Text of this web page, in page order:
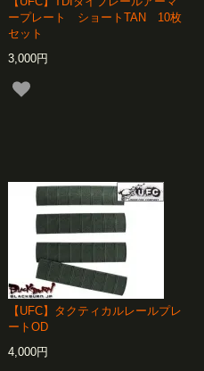
ープレート ショートTAN 10枚
セット
3,000円
【UFC】タクティカルレールプレ
ートOD
4,000円